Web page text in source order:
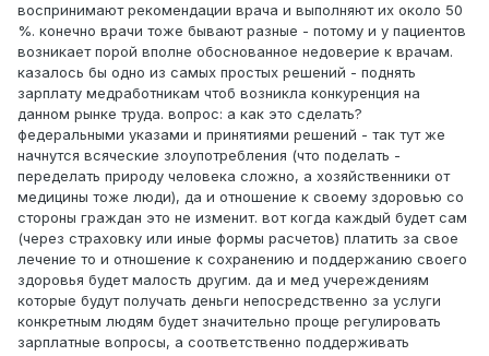
воспринимают рекомендации врача и выполняют их около 50
%. конечно врачи тоже бывают разные - потому и у пациентов
возникает порой вполне обоснованное недоверие к врачам.
казалось бы одно из самых простых решений - поднять
зарплату медработникам чтоб возникла конкуренция на
данном рынке труда. вопрос: а как это сделать?
федеральными указами и принятиями решений - так тут же
начнутся всяческие злоупотребления (что поделать -
переделать природу человека сложно, а хозяйственники от
медицины тоже люди), да и отношение к своему здоровью со
стороны граждан это не изменит. вот когда каждый будет сам
(через страховку или иные формы расчетов) платить за свое
лечение то и отношение к сохранению и поддержанию своего
здоровья будет малость другим. да и мед учереждениям
которые будут получать деньги непосредственно за услуги
конкретным людям будет значительно проще регулировать
зарплатные вопросы, а соответственно поддерживать